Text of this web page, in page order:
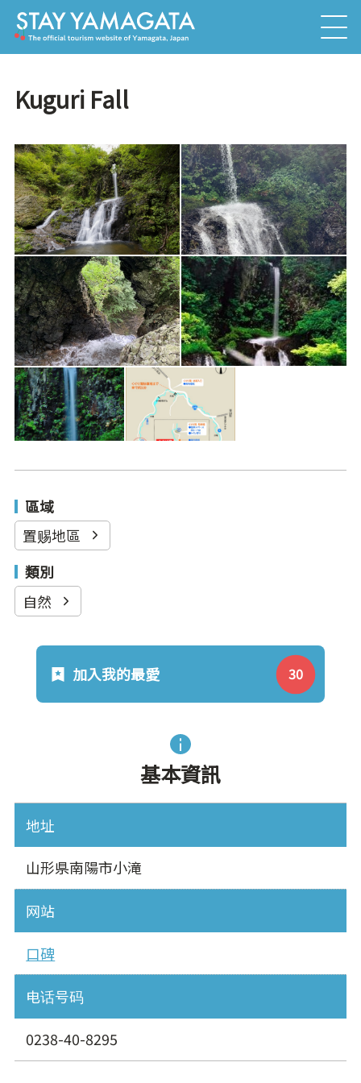
Kuguri Fall
區域
置赐地區
類別
自然
加入我的最愛
基本資訊
地址
山形県南陽市小滝
网站
口碑
电话号码
0238-40-8295